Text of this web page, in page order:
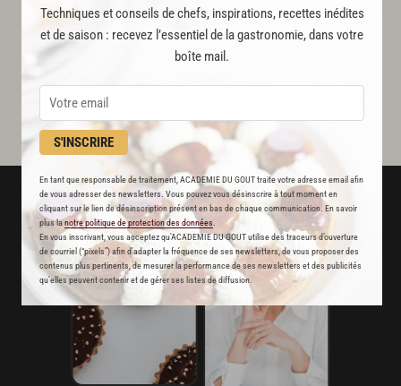
Techniques et conseils de chefs, inspirations, recettes inédites
et de saison : recevez l’essentiel de la gastronomie, dans votre
boîte mail.
S'INSCRIRE
En tant que responsable de traitement, ACADEMIE DU GOUT traite votre adresse email afin
de vous adresser des newsletters. Vous pouvez vous désinscrire à tout moment en
cliquant sur le lien de désinscription présent en bas de chaque communication. En savoir
plus lanotre politique de protection des données
En vous inscrivant, vous acceptez qu'ACADEMIE DU GOUT utilise des traceurs d’ouverture
de courriel (“pixels”) afin d’adapter la fréquence de ses newsletters, de vous proposer des
contenus plus pertinents, de mesurer la performance de ses newsletters et des publicités
qu’elles peuvent contenir et de gérer ses listes de diffusion.